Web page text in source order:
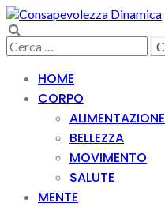
Skip
to
navigation
Skip
to
content
Ricerca
per:
HOME
CORPO
ALIMENTAZIONE
BELLEZZA
MOVIMENTO
SALUTE
MENTE